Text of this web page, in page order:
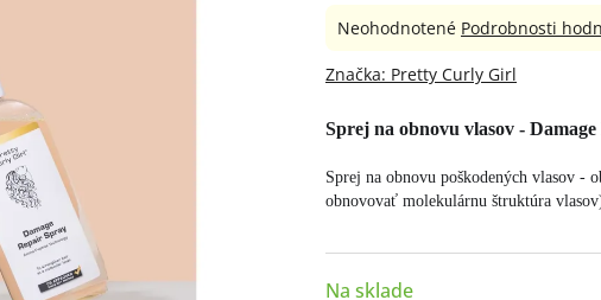
Na sklade
Sprej na obnovu vlasov -
Sprej na obnovu poškodených vlasov -
obnovovať molekulárnu štruktúra
Priemerné
produktu
z
hviezdičiek.
Neohodnotené Podrobnosti
Značka: Pretty Curly Girl